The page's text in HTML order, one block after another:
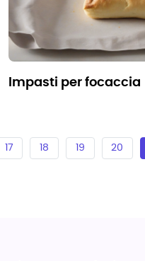
impasti per focaccia
17 18 19 20